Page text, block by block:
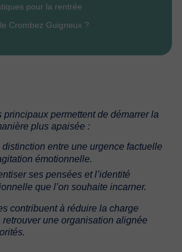
pour la rentrée
Crombez Guigneux ?
principaux permettent de démarrer la
plus apaisée :
distinction entre une urgence factuelle
émotionnelle.
ses pensées et l’identité
que l’on souhaite incarner.
contribuent à réduire la charge
retrouver une organisation alignée